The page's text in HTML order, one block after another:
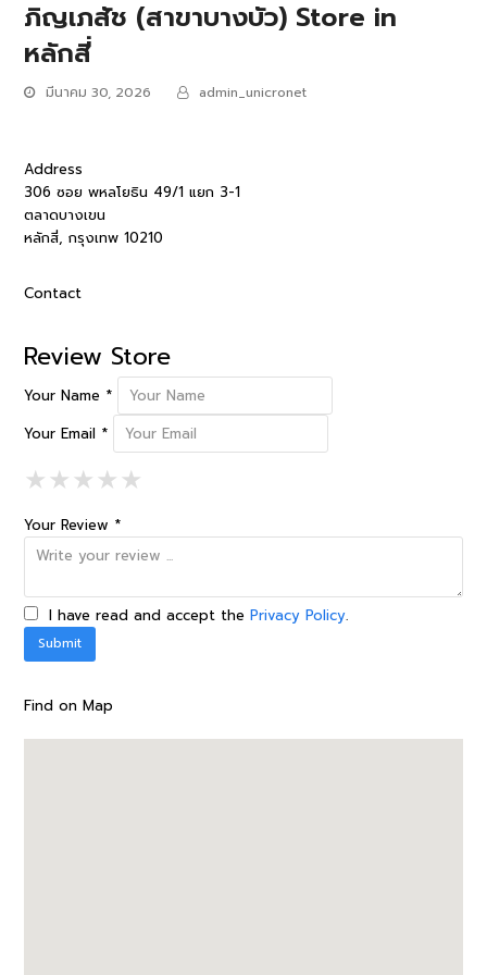
ภิญเภสัช (สาขาบางบัว) Store in
หลักสี่
มีนาคม 30, 2026 admin_unicronet
Address
306 ซอย พหลโยธิน 49/1 แยก 3-1
ตลาดบางเขน
หลักสี่, กรุงเทพ 10210
Contact
Review Store
Your Name *
Your Email *
★1 Star
★★2 Stars
★★★3 Stars
★★★★4 Stars
★★★★★5 Stars
Your Review *
I have read and accept thePrivacy Policy.
Find on Map